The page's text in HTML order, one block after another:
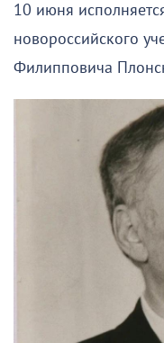
10 июня
новороссийского
Филипповича